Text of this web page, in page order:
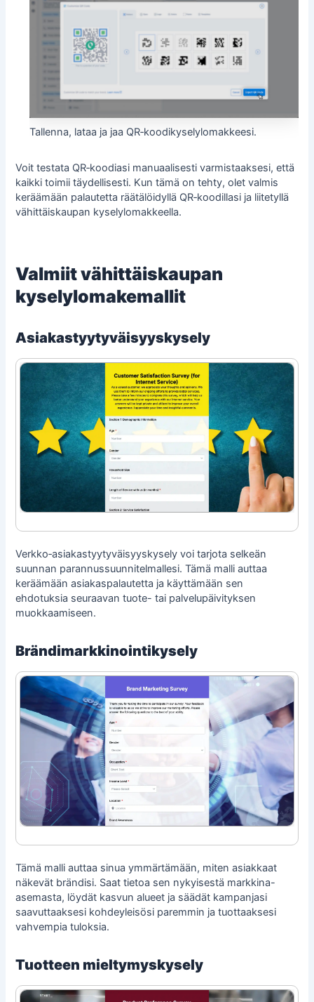
Tallenna, lataa ja jaa QR‑koodikyselylomakkeesi.
Voit testata QR‑koodiasi manuaalisesti varmistaaksesi, että
kaikki toimii täydellisesti. Kun tämä on tehty, olet valmis
keräämään palautetta räätälöidyllä QR‑koodillasi ja liitetyllä
vähittäiskaupan kyselylomakkeella.
Valmiit vähittäiskaupan
kyselylomakemallit
Asiakastyytyväisyyskysely
Verkko‑asiakastyytyväisyyskysely voi tarjota selkeän
suunnan parannussuunnitelmallesi. Tämä malli auttaa
keräämään asiakaspalautetta ja käyttämään sen
ehdotuksia seuraavan tuote- tai palvelupäivityksen
muokkaamiseen.
Brändimarkkinointikysely
Tämä malli auttaa sinua ymmärtämään, miten asiakkaat
näkevät brändisi. Saat tietoa sen nykyisestä markkina-
asemasta, löydät kasvun alueet ja säädät kampanjasi
saavuttaaksesi kohdeyleisösi paremmin ja tuottaaksesi
vahvempia tuloksia.
Tuotteen mieltymyskysely